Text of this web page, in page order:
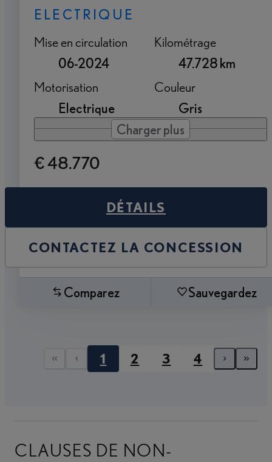
ELECTRIQUE
Mise en circulation
06-2024
Kilométrage
47.728 km
Motorisation
Electrique
Couleur
Gris
Charger plus
€ 48.770
DÉTAILS
CONTACTEZ LA CONCESSION
Comparez Sauvegardez
First page
Previous page
1 2 3 4
Next
CLAUSES DE NON-